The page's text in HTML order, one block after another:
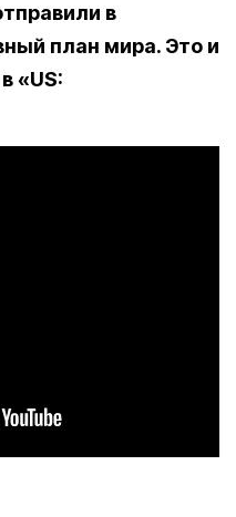
в
план мира. Это и
«US: